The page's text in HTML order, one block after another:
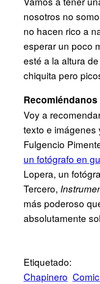
nosotros no
no hacen rico a
esperar un poco
esté a la altura
chiquita pero
Voy a
texto e imágenes
Fulgencio
un fotógrafo en
Lopera, un
Tercero,
más poderoso
absolutamente
Etiquetado:
Chapinero